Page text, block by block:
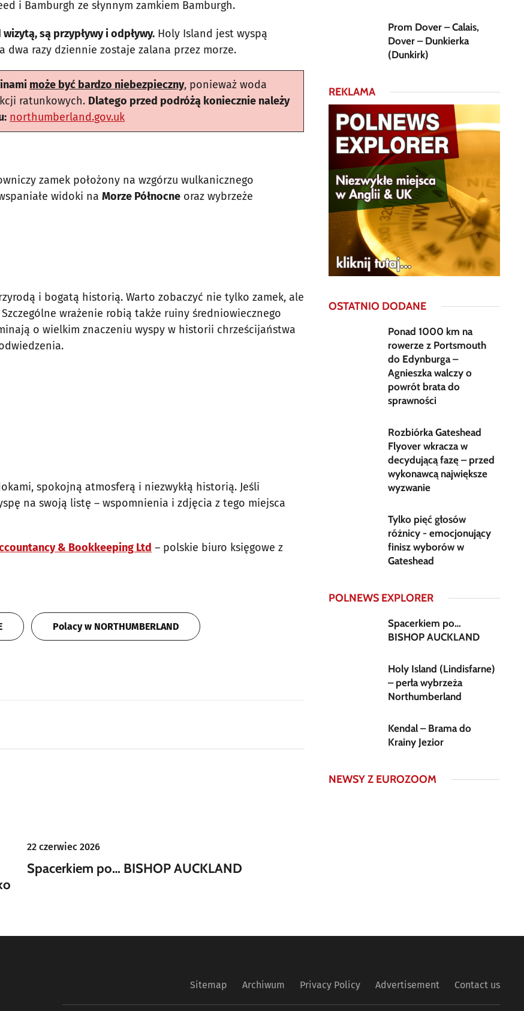
i Bamburgh ze słynnym zamkiem Bamburgh.
są przypływy i odpływy. Holy Island jest wyspą
dwa razy dziennie zostaje zalana przez morze.
może być bardzo niebezpieczny, ponieważ woda
ratunkowych. Dlatego przed podróżą koniecznie należy
northumberland.gov.uk
zamek położony na wzgórzu wulkanicznego
widoki na Morze Północne oraz wybrzeże
i bogatą historią. Warto zobaczyć nie tylko zamek, ale
wrażenie robią także ruiny średniowiecznego
o wielkim znaczeniu wyspy w historii chrześcijaństwa
spokojną atmosferą i niezwykłą historią. Jeśli
na swoją listę – wspomnienia i zdjęcia z tego miejsca
& Bookkeeping Ltd – polskie biuro księgowe z
Polacy w NORTHUMBERLAND
22 czerwiec 2026
Spacerkiem po… BISHOP AUCKLAND
Prom Dover – Calais,
Dover – Dunkierka
(Dunkirk)
REKLAMA
OSTATNIO DODANE
Ponad 1000 km na
rowerze z Portsmouth
do Edynburga –
Agnieszka walczy o
powrót brata do
sprawności
Rozbiórka Gateshead
Flyover wkracza w
decydującą fazę – przed
wykonawcą największe
wyzwanie
Tylko pięć głosów
różnicy - emocjonujący
finisz wyborów w
Gateshead
POLNEWS EXPLORER
Spacerkiem po…
BISHOP AUCKLAND
Holy Island (Lindisfarne)
– perła wybrzeża
Northumberland
Kendal – Brama do
Krainy Jezior
NEWSY Z EUROZOOM
Sitemap Archiwum Privacy Policy Advertisement Contact us